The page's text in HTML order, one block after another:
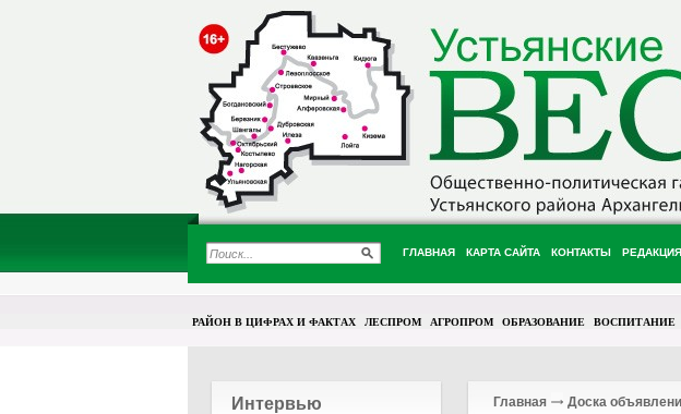
ГЛАВНАЯ КАРТА САЙТА КОНТАКТЫ РЕДАКЦИЯ
РАЙОН В ЦИФРАХ И ФАКТАХ ЛЕСПРОМ АГРОПРОМ ОБРАЗОВАНИЕ ВОСПИТАНИЕ
Интервью Главная Доска